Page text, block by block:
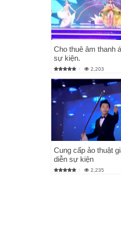
Cho thuê âm thanh
sự kiện.
2,203
Cung cấp ảo thuật
diễn sự kiện
2,235